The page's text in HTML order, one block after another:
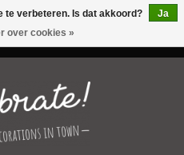
te verbeteren. Is dat akkoord?
Ja
over cookies »